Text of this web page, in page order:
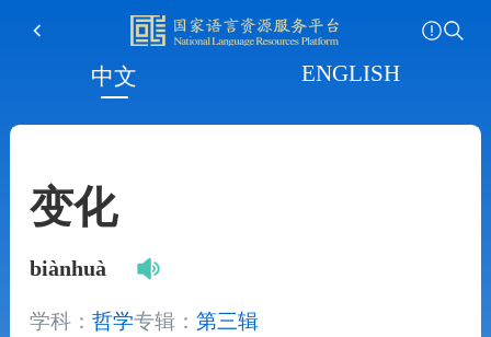
中文 ENGLISH
变化
biànhuà
学科： 哲学专辑： 第三辑